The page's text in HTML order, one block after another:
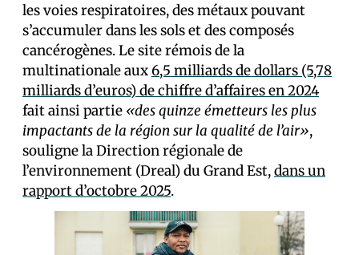
les voies respiratoires, des métaux pouvant
s’accumuler dans les sols et des composés
cancérogènes. Le site rémois de la
multinationale aux 6,5 milliards de dollars (5,78
milliards d’euros) de chiffre d’affaires en 2024
fait ainsi partie «des quinze émetteurs les plus
impactants de la région sur la qualité de l’air»,
souligne la Direction régionale de
l’environnement (Dreal) du Grand Est,dans un
rapport d’octobre 2025.